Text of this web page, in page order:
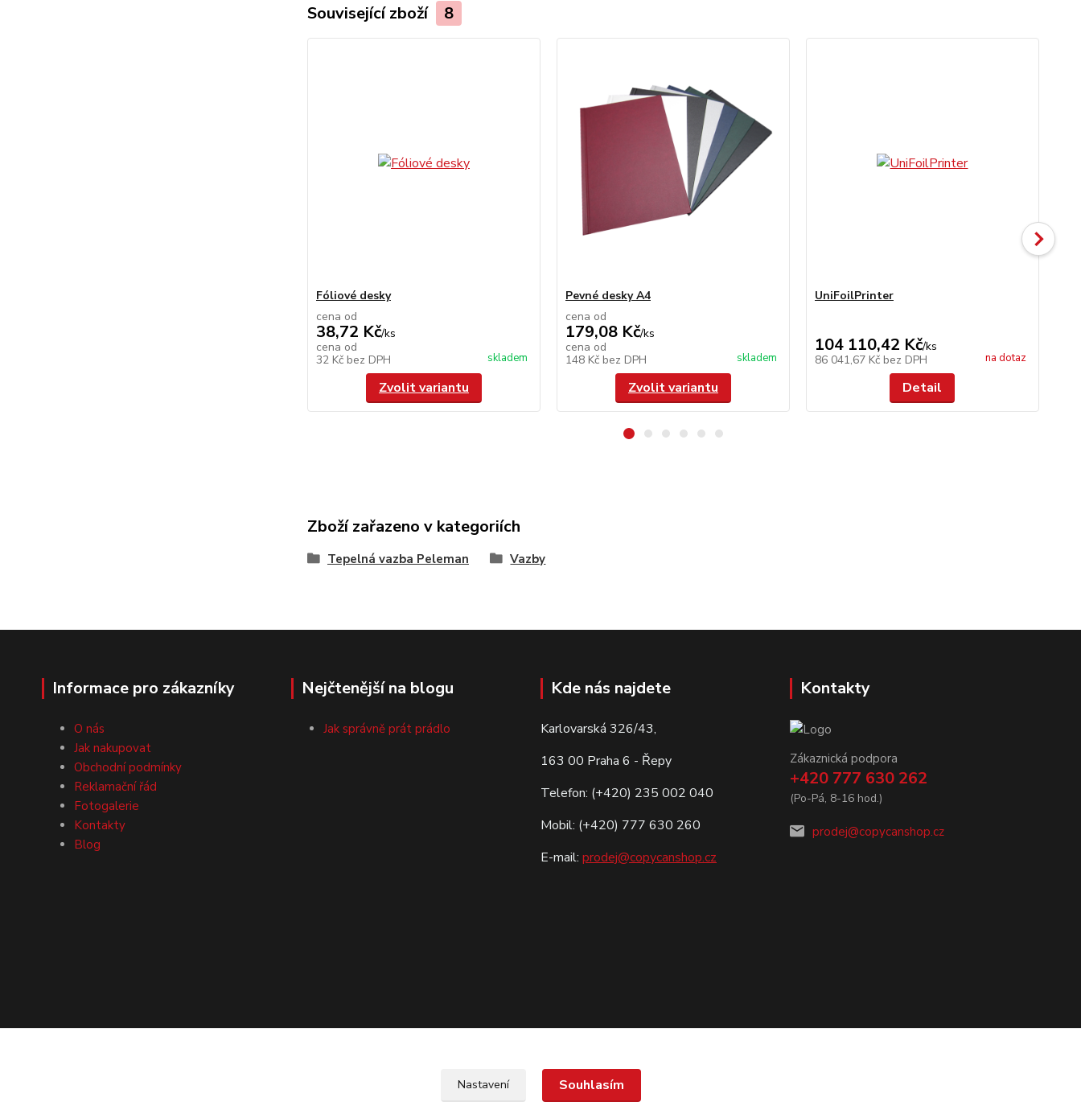
Související zboží 8
Fóliové desky
cena od
38,72 Kč/ks
cena od
32 Kč bez DPH skladem
Zvolit variantu
Pevné desky A4
cena od
179,08 Kč/ks
cena od
148 Kč bez DPH skladem
Zvolit variantu
UniFoilPrinter
104 110,42 Kč/ks
86 041,67 Kč bez DPH na dotaz
Detail
Zboží zařazeno v kategoriích
Tepelná vazba Peleman Vazby
Informace pro zákazníky
O nás
Jak nakupovat
Obchodní podmínky
Reklamační řád
Fotogalerie
Kontakty
Blog
Nejčtenější na blogu
Jak správně prát prádlo
Kde nás najdete
Karlovarská 326/43,
163 00 Praha 6 - Řepy
Telefon: (+420) 235 002 040
Mobil: (+420) 777 630 260
E-mail: prodej@copycanshop.cz
Kontakty
Zákaznická podpora
+420 777 630 262
(Po-Pá, 8-16 hod.)
prodej@copycanshop.cz
Nastavení Souhlasím